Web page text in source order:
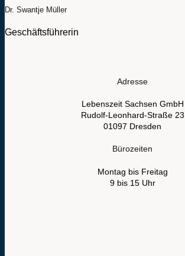
Dr. Swantje Müller
Geschäftsführerin
Adresse
Lebenszeit Sachsen GmbH
Rudolf-Leonhard-Straße 23
01097 Dresden
Bürozeiten
Montag bis Freitag
9 bis 15 Uhr